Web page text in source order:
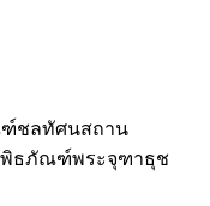
ชลทัศนสถาน
ธภัณฑ์พระจุฑาธุช